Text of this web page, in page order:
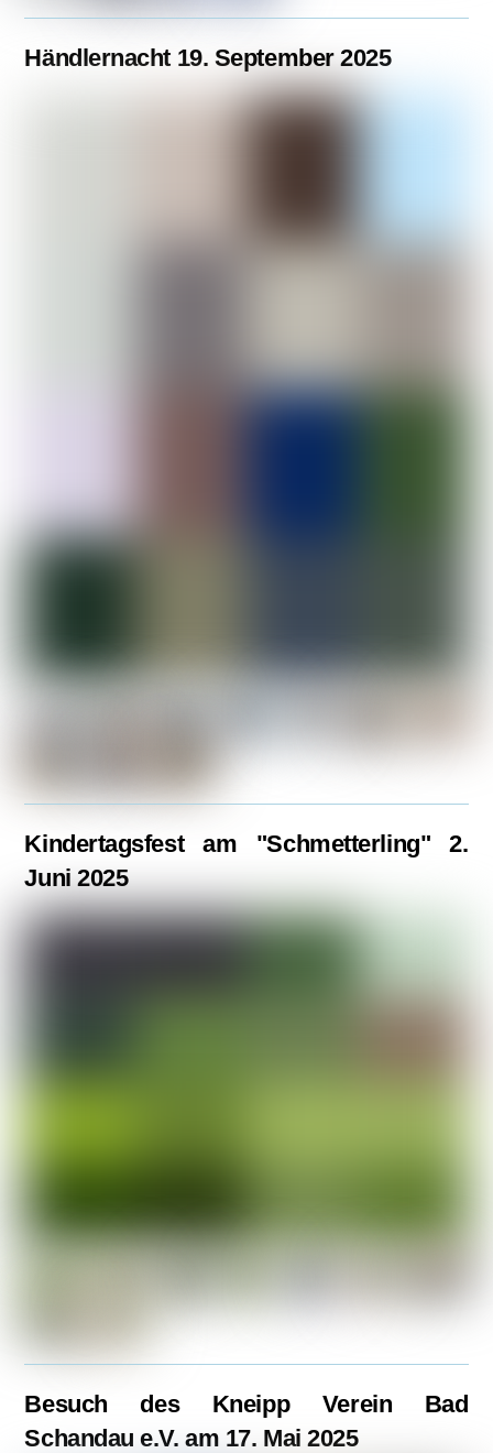
Händlernacht 19. September 2025
Kindertagsfest am "Schmetterling" 2.
Juni 2025
Besuch des Kneipp Verein Bad
Schandau e.V. am 17. Mai 2025